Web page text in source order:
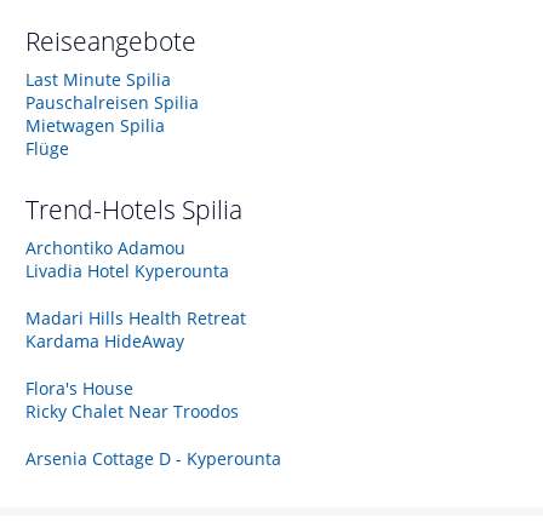
Reiseangebote
Last Minute Spilia
Pauschalreisen Spilia
Mietwagen Spilia
Flüge
Trend-Hotels Spilia
Archontiko Adamou
Livadia Hotel Kyperounta
Madari Hills Health Retreat
Kardama HideAway
Flora's House
Ricky Chalet Near Troodos
Arsenia Cottage D - Kyperounta